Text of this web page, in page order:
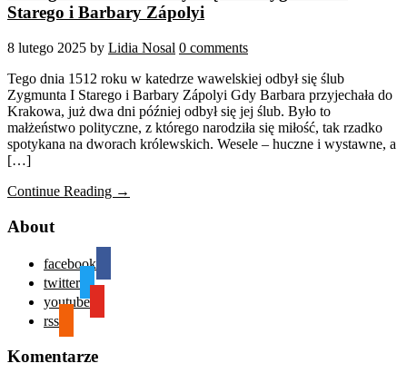
Starego i Barbary Zápolyi
8 lutego 2025 by Lidia Nosal 0 comments
Tego dnia 1512 roku w katedrze wawelskiej odbył się ślub
Zygmunta I Starego i Barbary Zápolyi Gdy Barbara przyjechała do
Krakowa, już dwa dni później odbył się jej ślub. Było to
małżeństwo polityczne, z którego narodziła się miłość, tak rzadko
spotykana na dworach królewskich. Wesele – huczne i wystawne, a
[…]
Continue Reading →
About
facebook
twitter
youtube
rss
Komentarze